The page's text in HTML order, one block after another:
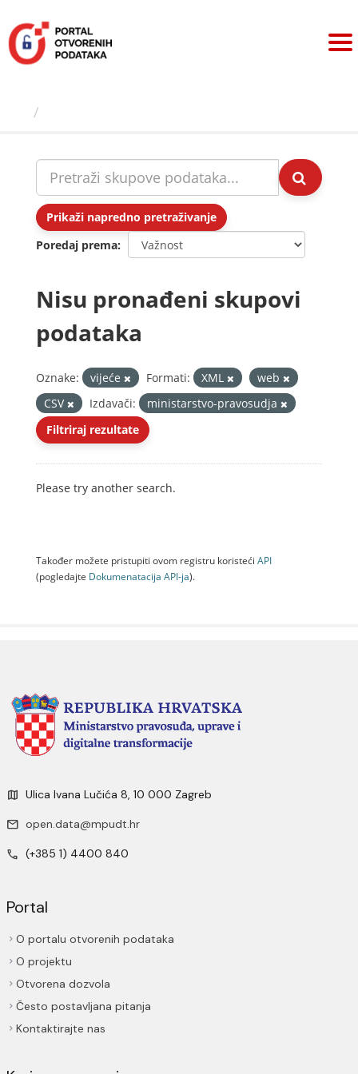
sadržaj
Prikaži napredno pretraživanje
Poredaj prema
Nisu pronađeni skupovi
podataka
Oznake: vijeće Formati: XML
web
CSV
Izdavači:
ministarstvo-pravosudja
Filtriraj rezultate
Please try another search.
Također možete pristupiti ovom registru koristeći API
(pogledajte Dokumenаtаcijа API-jа).